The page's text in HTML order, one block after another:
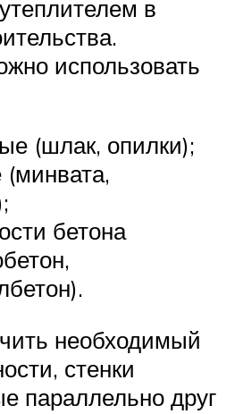
в
использовать
(шлак, опилки);
бетона
необходимый
стенки
параллельно друг